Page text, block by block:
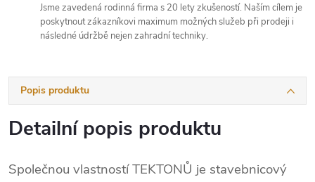
Jsme zavedená rodinná firma s 20 lety zkušeností. Naším cílem je
poskytnout zákazníkovi maximum možných služeb při prodeji i
následné údržbě nejen zahradní techniky.
Popis produktu
Detailní popis produktu
Společnou vlastností TEKTONŮ je stavebnicový